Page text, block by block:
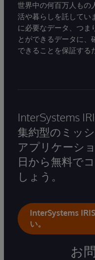
世界中の何百万人もの
活や暮らしを託してい
に必要なデータ、つま
とができるデータに、
できることを保証する
InterSystems
集約型のミッ
アプリケーシ
日から無料で
しょう。
InterSystems
い。
お